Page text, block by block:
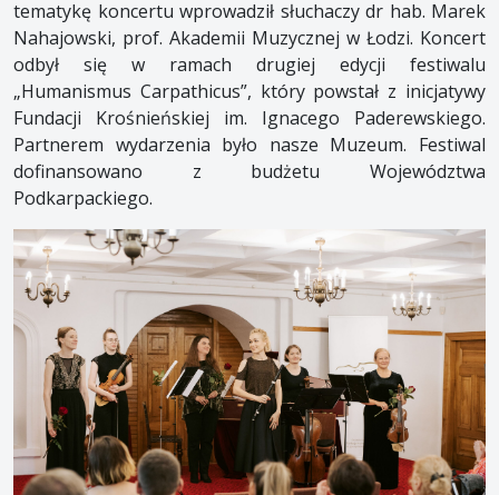
tematykę koncertu wprowadził słuchaczy dr hab. Marek
Nahajowski, prof. Akademii Muzycznej w Łodzi. Koncert
odbył się w ramach drugiej edycji festiwalu
„Humanismus Carpathicus”, który powstał z inicjatywy
Fundacji Krośnieńskiej im. Ignacego Paderewskiego.
Partnerem wydarzenia było nasze Muzeum. Festiwal
dofinansowano z budżetu Województwa
Podkarpackiego.